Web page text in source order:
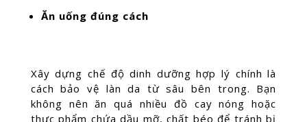
Ăn uống đúng cách
Xây dựng chế độ dinh dưỡng hợp lý chính là
cách bảo vệ làn da từ sâu bên trong. Bạn
không nên ăn quá nhiều đồ cay nóng hoặc
thực phẩm chứa dầu mỡ, chất béo để tránh bị